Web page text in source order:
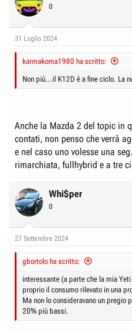
0
31 Luglio 2024
karmakoma1980 ha scritto:
Non più...il K12D è a fine ciclo. La
Anche la Mazda 2 del topic in
contati, non penso che verrà
e nel caso uno volesse una
rimarchiata, fullhybrid e a tre
Whi$per
0
27 Settembre 2024
gbortolo ha scritto:
interessante (a parte che la mia
proprio il consumo rilevato in una
Ma non lo consideravano un pregio
20% più bassi.